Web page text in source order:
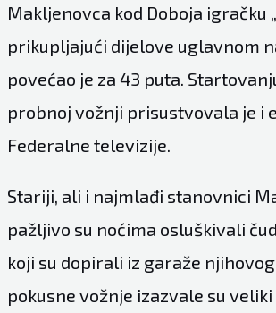
Makljenovca kod Doboja igračku
prikupljajući dijelove uglavnom
povećao je za 43 puta.
probnoj vožnji prisustvovala je i
Federalne televizije.
Stariji, ali i najmlađi stanovnici
pažljivo su noćima osluškivali
koji su dopirali iz garaže
pokusne vožnje izazvale su